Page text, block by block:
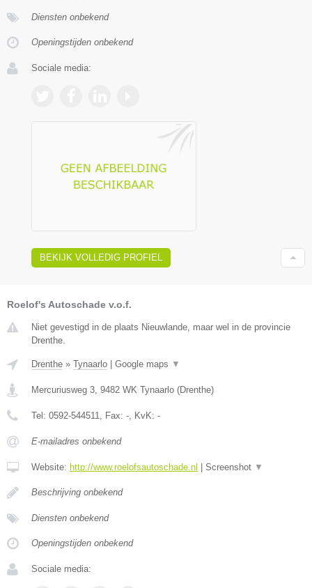
Diensten onbekend
Openingstijden onbekend
Sociale media:
BEKIJK VOLLEDIG PROFIEL
Roelof's Autoschade v.o.f.
Niet gevestigd in de plaats Nieuwlande, maar wel in de provincie
Drenthe.
Drenthe » Tynaarlo Google maps ▼
Mercuriusweg 3, 9482 WK Tynaarlo (Drenthe)
Tel: 0592-544511, Fax: -, KvK: -
E-mailadres onbekend
Website: http://www.roelofsautoschade.nl Screenshot ▼
Beschrijving onbekend
Diensten onbekend
Openingstijden onbekend
Sociale media: